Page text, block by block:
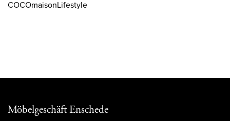
COCOmaisonLifestyle
Möbelgeschäft Enschede